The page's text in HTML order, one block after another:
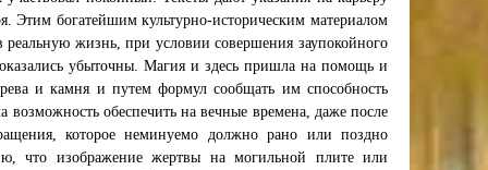
Этим богатейшим культурно-историческим материалом
жизнь, при условии совершения заупокойного
убыточны. Магия и здесь пришла на помощь и
и камня и путем формул сообщать им способность
возможность обеспечить на вечные времена, даже после
которое неминуемо должно рано или поздно
что изображение жертвы на могильной плите или